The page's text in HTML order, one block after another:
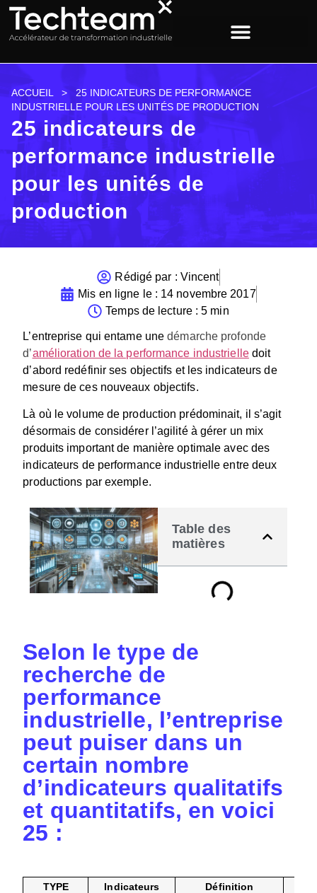
ACCUEIL> 25 INDICATEURS DE PERFORMANCE
INDUSTRIELLE POUR LES UNITÉS DE PRODUCTION
25 indicateurs de
performance industrielle
pour les unités de
production
Rédigé par : Vincent
Mis en ligne le : 14 novembre 2017
Temps de lecture : 5 min
L’entreprise qui entame unedémarche profonde
d’amélioration de la performance industrielledoit
d’abord redéfinir ses objectifs et les indicateurs de
mesure de ces nouveaux objectifs.
Là où le volume de production prédominait, il s’agit
désormais de considérer l’agilité à gérer un mix
produits important de manière optimale avec des
indicateurs de performance industrielle entre deux
productions par exemple.
Table des
matières
Selon le type de
recherche de
performance
industrielle, l’entreprise
peut puiser dans un
certain nombre
d’indicateurs qualitatifs
et quantitatifs, en voici
25 :
TYPE Indicateurs Définition